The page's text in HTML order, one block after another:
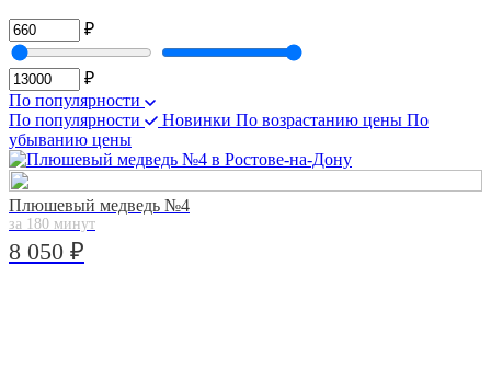
₽
₽
По популярности
По популярности
Новинки По возрастанию цены По
убыванию цены
Плюшевый медведь №4
за 180 минут
8 050 ₽